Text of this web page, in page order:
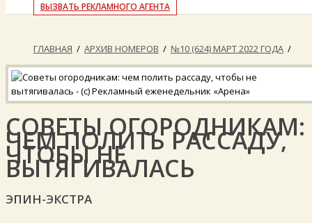
ВЫЗВАТЬ РЕКЛАМНОГО АГЕНТА
ГЛАВНАЯ / АРХИВ НОМЕРОВ / №10 (624) МАРТ 2022 ГОДА /
СОВЕТЫ ОГОРОДНИКАМ:
ЧЕМ ПОЛИТЬ РАССАДУ,
ЧТОБЫ НЕ
ВЫТЯГИВАЛАСЬ
ЭПИН-ЭКСТРА